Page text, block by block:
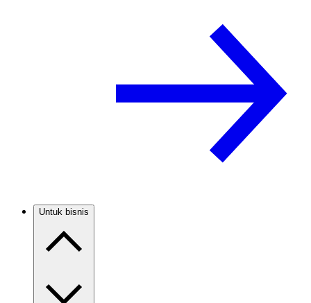
Untuk bisnis